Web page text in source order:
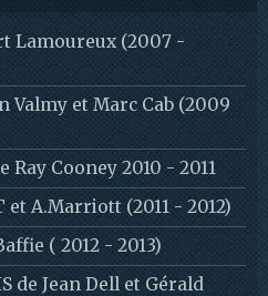
Lamoureux (2007 -
Valmy et Marc Cab (2009
Ray Cooney 2010 - 2011
et A.Marriott (2011 - 2012)
( 2012 - 2013)
de Jean Dell et Gérald